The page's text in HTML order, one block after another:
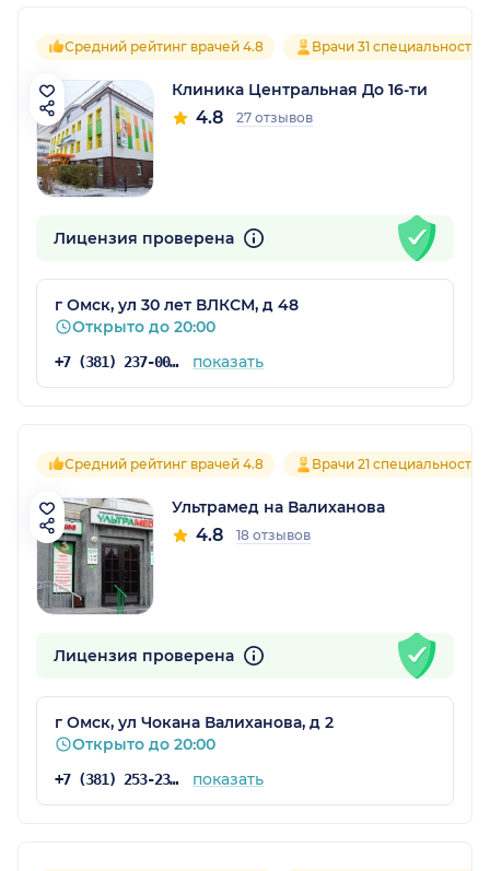
Средний рейтинг врачей 4.8 Врачи 31 специальностей
Клиника Центральная До 16-ти
4.8 27 отзывов
Лицензия проверена
г Омск, ул 30 лет ВЛКСМ, д 48
Открыто до 20:00
+7 (381) 237-00-45 показать
Средний рейтинг врачей 4.8 Врачи 21 специальностей
Ультрамед на Валиханова
4.8 18 отзывов
Лицензия проверена
г Омск, ул Чокана Валиханова, д 2
Открыто до 20:00
+7 (381) 253-23-35 показать